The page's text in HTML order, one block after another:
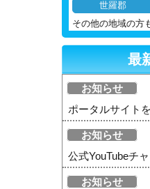
世羅郡
その他の地域の方
最
お知らせ
ポータルサイト
お知らせ
公式YouTubeチ
お知らせ